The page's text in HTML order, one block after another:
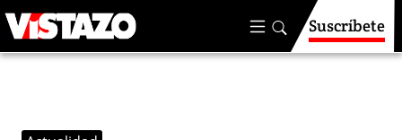
Suscríbete